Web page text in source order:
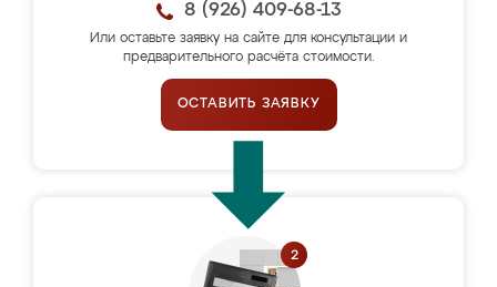
8 (926) 409-68-13
Или оставьте заявку на сайте для консультации и
предварительного расчёта стоимости.
ОСТАВИТЬ ЗАЯВКУ